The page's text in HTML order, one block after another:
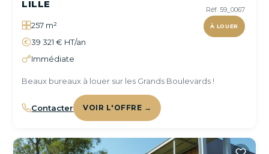
Réf. 59_0067
À LOUER
LILLE
257 m²
39 321 € HT/an
Immédiate
Beaux bureaux à louer sur les Grands Boulevards !
Contacter VOIR L'OFFRE →